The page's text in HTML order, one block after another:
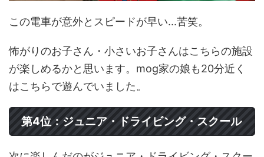
この電車が意外とスピードが早い...苦笑。
怖がりのお子さん・小さいお子さんはこちらの施設
が楽しめるかと思います。mog家の娘も20分近く
はこちらで遊んでいました。
第4位：ジュニア・ドライビング・スクール